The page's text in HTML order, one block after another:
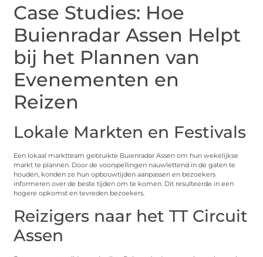
Case Studies: Hoe
Buienradar Assen Helpt
bij het Plannen van
Evenementen en
Reizen
Lokale Markten en Festivals
Een lokaal marktteam gebruikte Buienradar Assen om hun wekelijkse
markt te plannen. Door de voorspellingen nauwlettend in de gaten te
houden, konden ze hun opbouwtijden aanpassen en bezoekers
informeren over de beste tijden om te komen. Dit resulteerde in een
hogere opkomst en tevreden bezoekers.
Reizigers naar het TT Circuit
Assen